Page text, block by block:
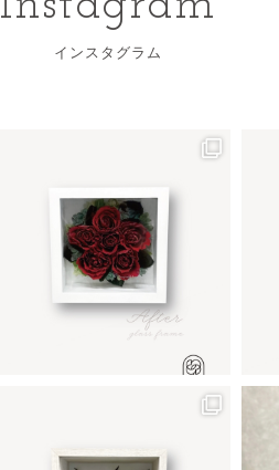
インスタグラム